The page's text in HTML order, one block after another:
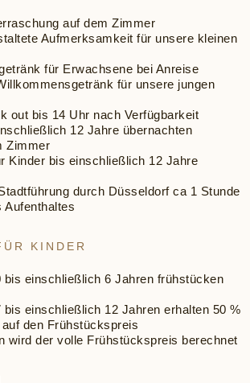
auf dem Zimmer
Aufmerksamkeit für unsere kleinen
für Erwachsene bei Anreise
für unsere jungen
out bis 14 Uhr nach Verfügbarkeit
12 Jahre übernachten
Zimmer
Kinder bis einschließlich 12 Jahre
durch Düsseldorf ca 1 Stunde
Aufenthaltes
KINDER
bis einschließlich 6 Jahren frühstücken
bis einschließlich 12 Jahren erhalten 50 %
den Frühstückspreis
wird der volle Frühstückspreis berechnet